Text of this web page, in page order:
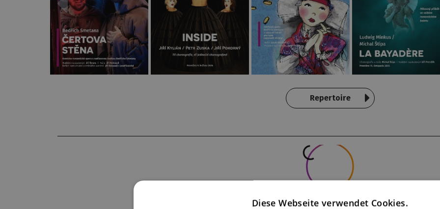
Repertoire
Diese Webseite verwendet Cookies.